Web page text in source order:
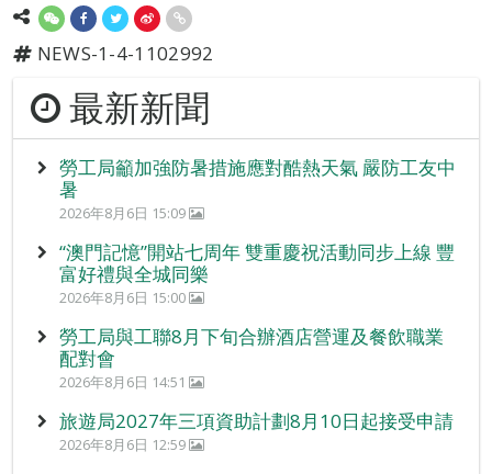
NEWS-1-4-1102992
最新新聞
勞工局籲加強防暑措施應對酷熱天氣 嚴防工友中
暑
2026年8月6日 15:09
“澳門記憶”開站七周年 雙重慶祝活動同步上線 豐
富好禮與全城同樂
2026年8月6日 15:00
勞工局與工聯8月下旬合辦酒店營運及餐飲職業
配對會
2026年8月6日 14:51
旅遊局2027年三項資助計劃8月10日起接受申請
2026年8月6日 12:59